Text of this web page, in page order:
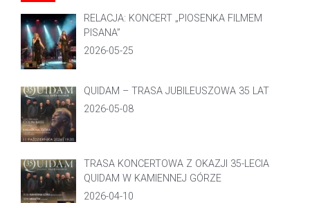
RELACJA: KONCERT „PIOSENKA FILMEM
PISANA”
2026-05-25
QUIDAM – TRASA JUBILEUSZOWA 35 LAT
2026-05-08
TRASA KONCERTOWA Z OKAZJI 35-LECIA
QUIDAM W KAMIENNEJ GÓRZE
2026-04-10